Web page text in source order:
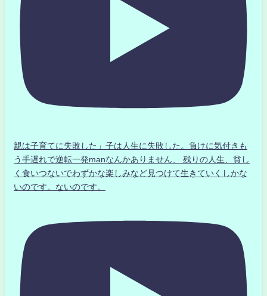
親は子育てに失敗した」子は人生に失敗した。負けに気付きも
う手遅れで逆転一発manなんかありません、 残りの人生、貧し
く食いつないでわずかな楽しみなど見つけて生きていくしかな
いのです。ないのです。